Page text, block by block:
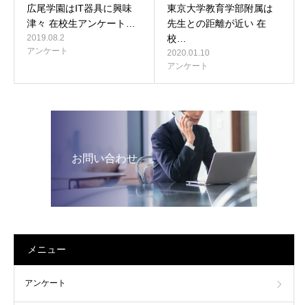
広尾学園はIT器具に興味
津々 在校生アンケート…
2019.08.2
アンケート
東京大学教育学部附属は
先生との距離が近い 在
校…
2020.01.10
アンケート
お問い合わせ
メニュー
アンケート